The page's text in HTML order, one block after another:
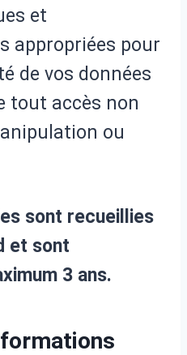
et
appropriées pour
de vos données
tout accès non
ou
sont recueillies
et sont
3 ans.